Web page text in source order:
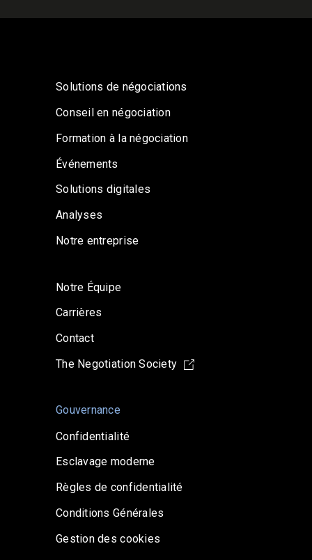
Solutions de négociations
Conseil en négociation
Formation à la négociation
Événements
Solutions digitales
Analyses
Notre entreprise
Notre Équipe
Carrières
Contact
The Negotiation Society
Gouvernance
Confidentialité
Esclavage moderne
Règles de confidentialité
Conditions Générales
Gestion des cookies